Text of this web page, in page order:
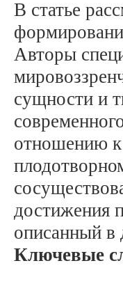
В статье
Авторы
сущности и
отношению
достижения
описанный в
Ключевые